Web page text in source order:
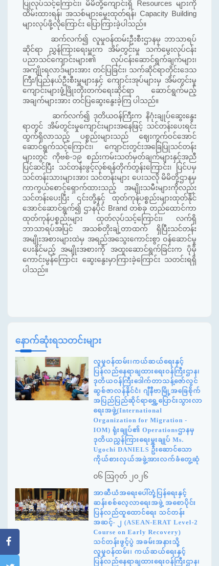
ပြုလုပ်သင့်ကြောင်း၊ မိမိတို့ကျောင်းရှိ Resourcesများကို
ထိမ်းထားရန်၊ အသစ်များမွေးထုတ်ရန်၊ Capacity Building
များလုပ်ဖို့လိုကြောင်း ပြောကြားခဲ့ပါသည်။
ဆက်လက်၍ လူမှုဝန်ထမ်းဦးစီးဌာနမှ ဘာသာရပ်
ဆိုင်ရာ ညွှန်ကြားရေးမှူးက အိမ်တွင်းမှု သက်မွေးလုပ်ငန်း
ပညာသင်ကျောင်းများ၏ လုပ်ငန်းဆောင်ရွက်ချက်များ၊
အကျိုးရလာဒ်များအား တင်ပြခြင်း၊ သက်ဆိုင်ရာတိုင်းဒေသ
ကြီး/ပြည်နယ်ဦးစီးမှူများနှင့် ကျောင်းအုပ်များမှ အိမ်တွင်းမှု
ကျောင်းများဖွံ့ဖြိုးတိုးတက်ရေးဆိုင်ရာ ဆောင်ရွက်မည့်
အချက်များအား တင်ပြဆွေးနွေးခဲ့ကြ ပါသည်။
ဆက်လက်၍ ဒုတိယဝန်ကြီးက နိဂုံးချုပ်ဆွေးနွေး
ရာတွင် အိမ်တွင်းမှုကျောင်းများအနေဖြင့် သင်တန်းပေးရင်း
ထွက်ရှိလာသည့် ပစ္စည်းများသည် ဈေးကွက်ဝင်အောင်
ဆောင်ရွက်သင့်ကြောင်း၊ ကျောင်းတွင်းအခြေပြုသင်တန်း
များတွင် ကိုဗစ်-၁၉ စည်းကမ်းသတ်မှတ်ချက်များနှင့်အညီ
ပြင်ဆင်ပြီး သင်တန်းဖွင့်လှစ်ရန်တိုက်တွန်းကြောင်း၊ ပြင်ပမှ
သင်တန်းသားများအား သင်တန်းများ ပေးသလို မိမိတို့ဌာနမှ
ကာကွယ်စောင့်ရှောက်ထားသည့် အမျိုးသမီးများကိုလည်း
သင်တန်းပေးပြီး ၎င်းတို့နှင့် ထုတ်ကုန်ပစ္စည်းများထုတ်နိုင်
အောင်ဆောင်ရွက်၍ ဌာနပိုင် Brand တစ်ခု တည်ထောင်ကာ
ထုတ်ကုန်ပစ္စည်းများ ထုတ်လုပ်သင့်ကြောင်း၊ လက်ရှိ
ဘာသာရပ်အပြင် အသစ်တိုးချဲ့တာထက် ရှိပြီးသင်တန်း
အမျိုးအစားများထဲမှ အရည်အသွေးကောင်းစွာ ဝန်ဆောင်မှု
ပေးနိုင်မည့် အမျိုးအစားကို အထူးဆောင်ရွက်ခြင်းက ပိုမို
ကောင်းမွန်ကြောင်း ဆွေးနွေးမှာကြားခဲ့ကြောင်း သတင်းရရှိ
ပါသည်။
နောက်ဆုံးရသတင်းများ
လူမှုဝန်ထမ်း၊ကယ်ဆယ်ရေးနှင့်
ပြန်လည်နေရာချထားရေးဝန်ကြီးဌာန၊
ဒုတိယဝန်ကြီးဒေါက်တာသန့်ဇော်လွင်
ဆွစ်ဇာလန်နိုင်ငံ၊ ဂျီနီဗာမြို့အခြေစိုက်
အပြည်ပြည်ဆိုင်ရာရွှေ့ပြောင်းသွားလာ
ရေးအဖွဲ့(International
Organization for Migration -
IOM) ရုံးချုပ်၏ Operationsဌာနမှ
ဒုတိယညွှန်ကြားရေးမှူးချုပ် Ms.
Ugochi DANIELS ဦးဆောင်သော
ကိုယ်စားလှယ်အဖွဲ့အားလက်ခံတွေ့ဆုံ
၀၆ ဩဂုတ် ၂၀၂၆
အာဆီယံအရေးပေါ်တုံ့ပြန်ရေးနှင့်
ဆန်းစစ်လေ့လာရေးအဖွဲ့ အစောပိုင်း
ပြန်လည်ထူထောင်ရေး သင်တန်း
အဆင့်- ၂ (ASEAN-ERAT Level-2
Course on Early Recovery)
သင်တန်းဖွင့်ပွဲ အခမ်းအနားသို့
လူမှုဝန်ထမ်း၊ ကယ်ဆယ်ရေးနှင့်
ပြန်လည်နေရာချထားရေးဝန်ကြီးဌာန၊